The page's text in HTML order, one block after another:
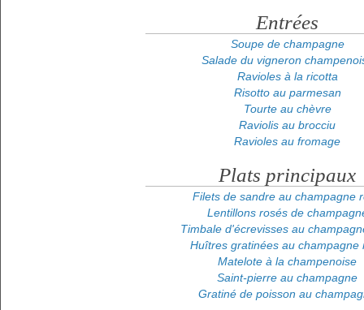
Entrées
Soupe de champagne
Salade du vigneron
Ravioles à la ricotta
Risotto au parmesan
Tourte au chèvre
Raviolis au brocciu
Ravioles au fromage
Plats principaux
Filets de sandre au champagne
Lentillons rosés de
Timbale d'écrevisses au
Huîtres gratinées au champagne
Matelote à la champenoise
Saint-pierre au champagne
Gratiné de poisson au